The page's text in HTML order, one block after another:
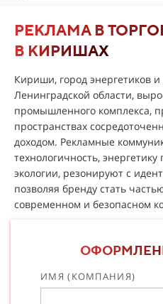
РЕКЛАМА В
В КИРИШАХ
Кириши, город энергетиков
Ленинградской области,
промышленного комплекса,
пространствах
доходом. Рекламные
технологичность, энергетику
экологии, резонируют с
позволяя бренду стать
современном и безопасном
ИМЯ (КОМПАНИЯ)